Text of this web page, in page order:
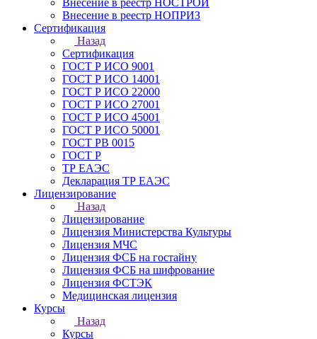
Внесение в реестр НОСТРОЙ
Внесение в реестр НОПРИЗ
Сертификация
Назад
Сертификация
ГОСТ Р ИСО 9001
ГОСТ Р ИСО 14001
ГОСТ Р ИСО 22000
ГОСТ Р ИСО 27001
ГОСТ Р ИСО 45001
ГОСТ Р ИСО 50001
ГОСТ РВ 0015
ГОСТ Р
ТР ЕАЭС
Декларация ТР ЕАЭС
Лицензирование
Назад
Лицензирование
Лицензия Министерства Культуры
Лицензия МЧС
Лицензия ФСБ на гостайну
Лицензия ФСБ на шифрование
Лицензия ФСТЭК
Медицинская лицензия
Курсы
Назад
Курсы